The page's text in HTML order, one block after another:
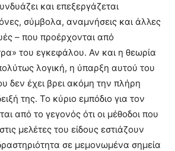
και επεξεργάζεται
σύμβολα, αναμνήσεις και άλλες
– που προέρχονται από
του εγκεφάλου. Αν και η θεωρία
λογική, η ύπαρξη αυτού του
δεν έχει βρει ακόμη την πλήρη
της. Το κύριο εμπόδιο για τον
από το γεγονός ότι οι μέθοδοι που
μελέτες του είδους εστιάζουν
σε μεμονωμένα σημεία